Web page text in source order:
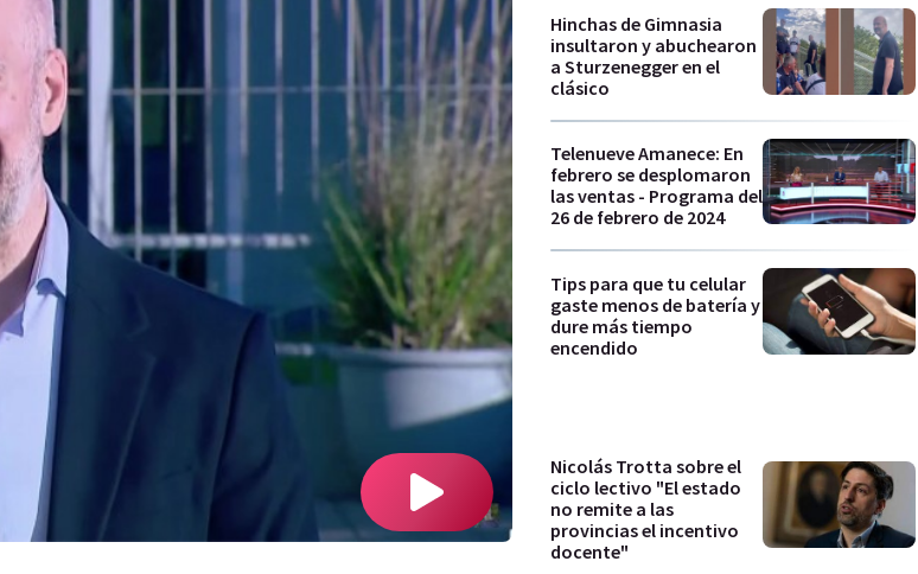
Hinchas de Gimnasia
insultaron y abuchearon
a Sturzenegger en el
clásico
Telenueve Amanece: En
febrero se desplomaron
las ventas - Programa del
26 de febrero de 2024
Tips para que tu celular
gaste menos de batería y
dure más tiempo
encendido
Nicolás Trotta sobre el
ciclo lectivo "El estado
no remite a las
provincias el incentivo
docente"